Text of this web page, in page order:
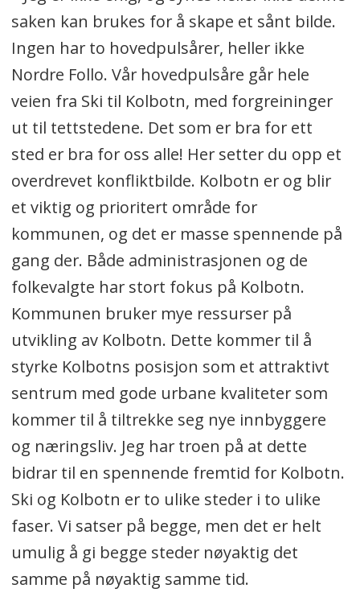
saken kan brukes for å skape et sånt bilde.
Ingen har to hovedpulsårer, heller ikke
Nordre Follo. Vår hovedpulsåre går hele
veien fra Ski til Kolbotn, med forgreininger
ut til tettstedene. Det som er bra for ett
sted er bra for oss alle! Her setter du opp et
overdrevet konfliktbilde. Kolbotn er og blir
et viktig og prioritert område for
kommunen, og det er masse spennende på
gang der. Både administrasjonen og de
folkevalgte har stort fokus på Kolbotn.
Kommunen bruker mye ressurser på
utvikling av Kolbotn. Dette kommer til å
styrke Kolbotns posisjon som et attraktivt
sentrum med gode urbane kvaliteter som
kommer til å tiltrekke seg nye innbyggere
og næringsliv. Jeg har troen på at dette
bidrar til en spennende fremtid for Kolbotn.
Ski og Kolbotn er to ulike steder i to ulike
faser. Vi satser på begge, men det er helt
umulig å gi begge steder nøyaktig det
samme på nøyaktig samme tid.